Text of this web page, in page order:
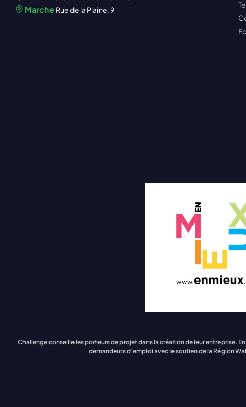
Marche Rue de la Plaine, 9
Challenge conseille les porteurs de projet dans la création de leur entreprise.
demandeurs d’emploi avec le soutien de la Région